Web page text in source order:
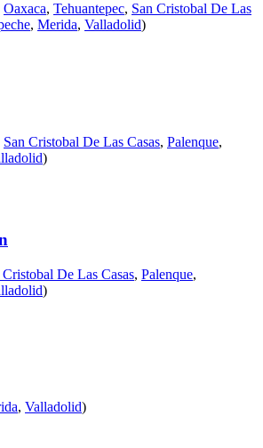
Oaxaca, Tehuantepec, San Cristobal De Las
, Merida, Valladolid)
San Cristobal De Las Casas, Palenque,
)
Cristobal De Las Casas, Palenque,
)
, Valladolid)